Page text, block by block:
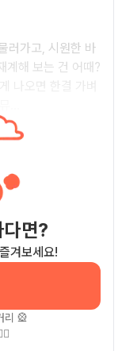
러가고, 시원한 바
계해 보는 건 어때?
다면?
겨보세요!
리 🎡